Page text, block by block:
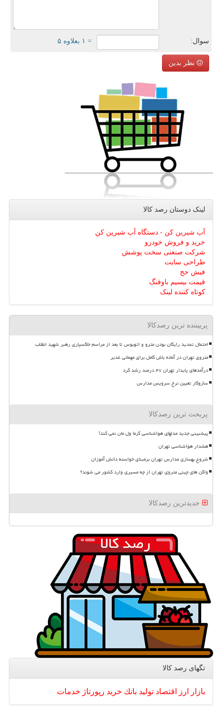
سوال: = ۱ بعلاوه ۵
نظر بدین
لینک دوستان رصد كالا
آب شیرین کن - دستگاه آب شیرین کن
خرید و فروش خودرو
شرکت صنعتی سخت پوشش
طراحی سایت
فیش حج
قیمت بیسیم باوفنگ
کوتاه کننده لینک
پربیننده ترین رصدکالا
احتمال تمدید رایگان بودن مترو و اتوبوس تا بعد از مراسم خاکسپاری رهبر شهید انقلاب
متروی تهران در آماده باش کامل برای مهمانی غدیر
درآمدهای پایدار تهران ۴۷ درصد رشد کرد
سازوکار تعیین نرخ سرویس مدارس
پربحث ترین رصدکالا
پیشبینی جدید مدلهای هواشناسی گرما ول مان نمی کند!
هشدار هواشناسی تهران
شروع بهسازی مدارس تهران برمبنای خواسته دانش آموزان
واگن های چینی متروی تهران از چه مسیری وارد کشور می شوند؟
جدیدترین رصدکالا
تگهای رصد كالا
بازار ارز اقتصاد تولید بانك خرید رپورتاژ خدمات